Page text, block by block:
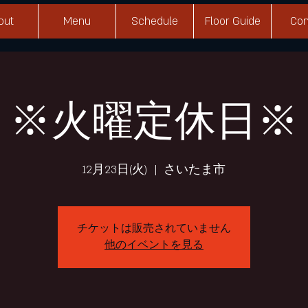
Menu Schedule Floor Guide
※火曜定休日※
12月23日(火)
  |
さいたま市
チケットは販売されていません
他のイベントを見る